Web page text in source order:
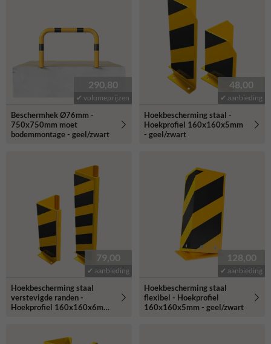
290,80
✔ volumeprijzen
Beschermhek Ø76mm -
750x750mm moet
bodemmontage - geel/zwart
48,00
✔ aanbieding
Hoekbescherming staal -
Hoekprofiel 160x160x5mm
- geel/zwart
79,00
✔ aanbieding
Hoekbescherming staal
verstevigde randen -
Hoekprofiel 160x160x6mm
128,00
✔ aanbieding
Hoekbescherming staal
flexibel - Hoekprofiel
160x160x5mm - geel/zwart